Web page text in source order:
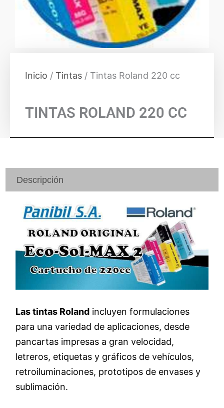
Inicio / Tintas / Tintas Roland 220 cc
TINTAS ROLAND 220 CC
Descripción
Las tintas Roland incluyen formulaciones
para una variedad de aplicaciones, desde
pancartas impresas a gran velocidad,
letreros, etiquetas y gráficos de vehículos,
retroiluminaciones, prototipos de envases y
sublimación.